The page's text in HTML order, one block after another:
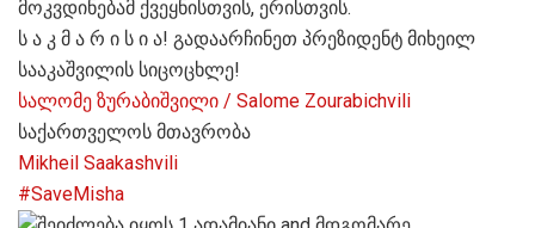
მოკვდინებამ ქვეყნისთვის, ერისთვის.
ს ა კ მ ა რ ი ს ი ა! გადაარჩინეთ პრეზიდენტ მიხეილ
სააკაშვილის სიცოცხლე!
სალომე ზურაბიშვილი / Salome Zourabichvili
საქართველოს მთავრობა
Mikheil Saakashvili
#SaveMisha